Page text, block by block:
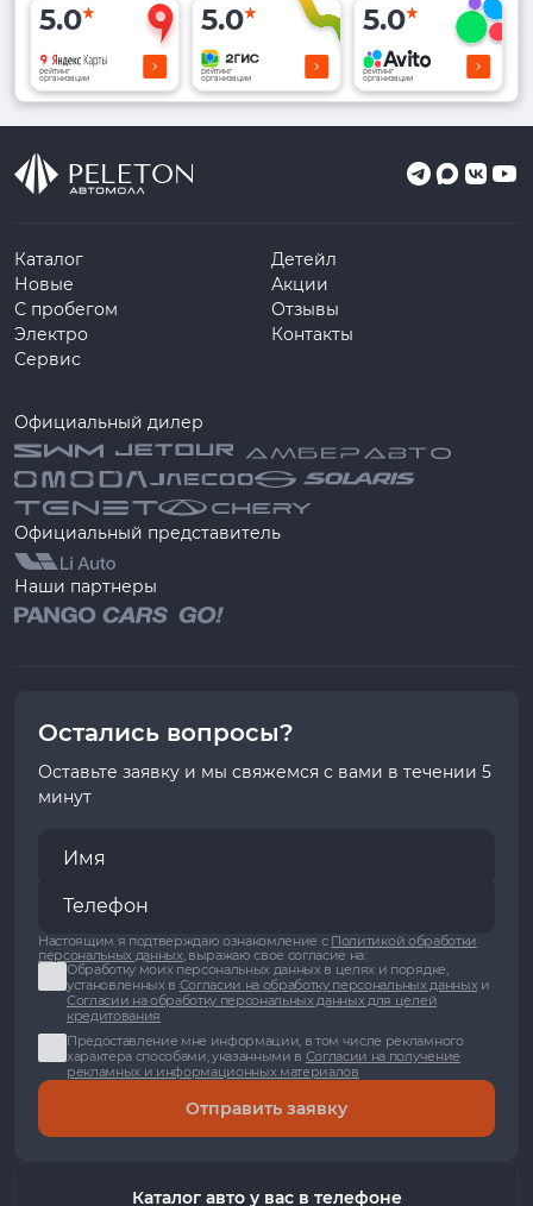
5.0
рейтинг
организации
5.0
рейтинг
организации
5.0
рейтинг
организации
Каталог
Новые
С пробегом
Электро
Сервис
Детейл
Акции
Отзывы
Контакты
Официальный дилер
Официальный представитель
Наши партнеры
Остались вопросы?
Оставьте заявку и мы свяжемся с вами в течении 5
минут
Настоящим я подтверждаю ознакомление с Политикой обработки
персональных данных, выражаю свое согласие на:
Обработку моих персональных данных в целях и порядке,
установленных в Согласии на обработку персональных данныхи
Согласии на обработку персональных данных для целей
кредитования
Предоставление мне информации, в том числе рекламного
характера способами, указанными в Согласии на получение
рекламных и информационных материалов
Отправить заявку
Каталог авто у вас в телефоне